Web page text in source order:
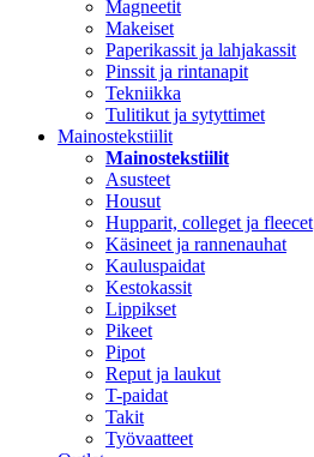
Magneetit
Makeiset
Paperikassit ja lahjakassit
Pinssit ja rintanapit
Tekniikka
Tulitikut ja sytyttimet
Mainostekstiilit
Mainostekstiilit
Asusteet
Housut
Hupparit, colleget ja fleecet
Käsineet ja rannenauhat
Kauluspaidat
Kestokassit
Lippikset
Pikeet
Pipot
Reput ja laukut
T-paidat
Takit
Työvaatteet